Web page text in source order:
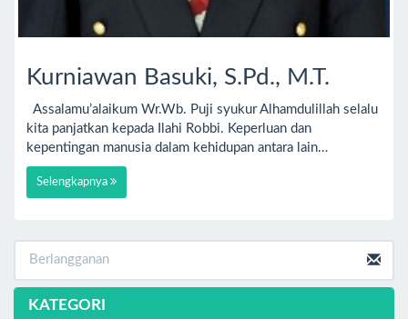
Kurniawan Basuki, S.Pd., M.T.
Assalamu’alaikum Wr.Wb. Puji syukur Alhamdulillah selalu
kita panjatkan kepada Ilahi Robbi. Keperluan dan
kepentingan manusia dalam kehidupan antara lain…
Selengkapnya
KATEGORI